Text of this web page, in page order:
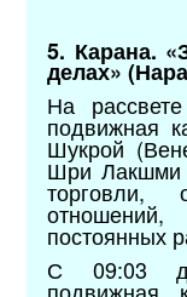
5. Карана.
делах»
На
подвижная
Шукрой
Шри Лакшми
торговли,
постоянных
С 09:03 до
подвижная